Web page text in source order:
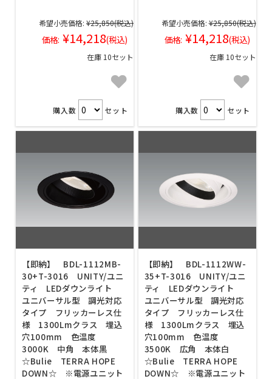
希望小売価格: ¥25,850(税込)
価格: ¥14,218(税込)
在庫 10セット
購入数 セット
希望小売価格: ¥25,850(税込)
価格: ¥14,218(税込)
在庫 10セット
購入数 セット
【即納】 BDL-1112MB-
30+T-3016 UNITY/ユニ
ティ LEDダウンライト
ユニバーサル型 調光対応
タイプ フリッカーレス仕
様 1300Lmクラス 埋込
穴100mm 色温度
3000K 中角 本体黒
☆Bulie TERRA HOPE
DOWN☆ ※電源ユニット
【即納】 BDL-1112WW-
35+T-3016 UNITY/ユニ
ティ LEDダウンライト
ユニバーサル型 調光対応
タイプ フリッカーレス仕
様 1300Lmクラス 埋込
穴100mm 色温度
3500K 広角 本体白
☆Bulie TERRA HOPE
DOWN☆ ※電源ユニット